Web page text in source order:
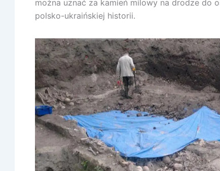
można uznać za kamień milowy na drodze do
polsko-ukraińskiej historii.